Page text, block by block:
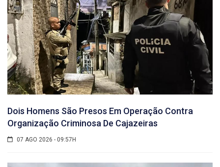
Dois Homens São Presos Em Operação Contra
Organização Criminosa De Cajazeiras
07 AGO 2026 - 09:57H